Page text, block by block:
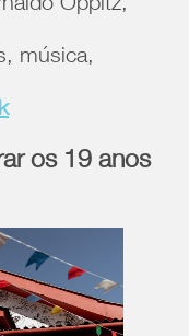
Oppitz,
música,
os 19 anos